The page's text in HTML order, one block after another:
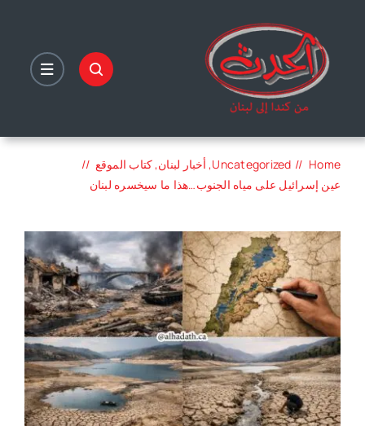
content
Home
Uncategorized أخبار لبنان كتاب الموقع
عين إسرائيل على مياه الجنوب…هذا ما سيخسره لبنان